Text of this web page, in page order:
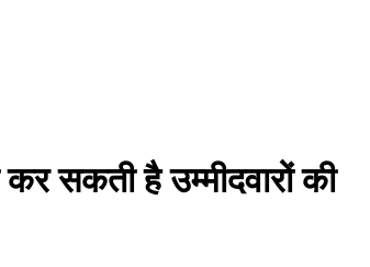
सकती है उम्मीदवारों की